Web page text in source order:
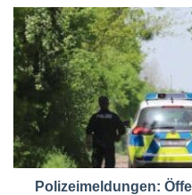
Polizeimeldungen: